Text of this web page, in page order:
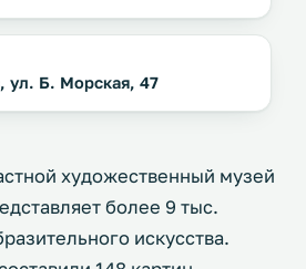
ул. Б. Морская, 47
художественный музей
более 9 тыс.
искусства.